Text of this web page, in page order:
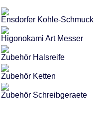
Ensdorfer Kohle-Schmuck
Higonokami Art Messer
Zubehör Halsreife
Zubehör Ketten
Zubehör Schreibgeraete